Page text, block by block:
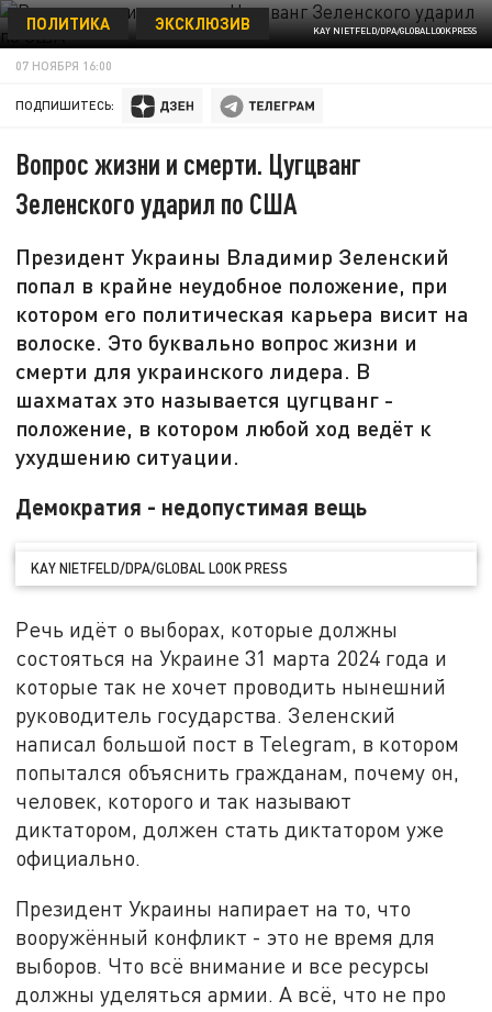
KAY NIETFELD/DPA/GLOBALLOOKPRESS
ПОЛИТИКА ЭКСКЛЮЗИВ
07 НОЯБРЯ 16:00
ПОДПИШИТЕСЬ:
Вопрос жизни и смерти. Цугцванг
Зеленского ударил по США
Президент Украины Владимир Зеленский
попал в крайне неудобное положение, при
котором его политическая карьера висит на
волоске. Это буквально вопрос жизни и
смерти для украинского лидера. В
шахматах это называется цугцванг -
положение, в котором любой ход ведёт к
ухудшению ситуации.
Демократия - недопустимая вещь
KAY NIETFELD/DPA/GLOBAL LOOK PRESS
Речь идёт о выборах, которые должны
состояться на Украине 31 марта 2024 года и
которые так не хочет проводить нынешний
руководитель государства. Зеленский
написал большой пост в Telegram, в котором
попытался объяснить гражданам, почему он,
человек, которого и так называют
диктатором, должен стать диктатором уже
официально.
Президент Украины напирает на то, что
вооружённый конфликт - это не время для
выборов. Что всё внимание и все ресурсы
должны уделяться армии. А всё, что не про